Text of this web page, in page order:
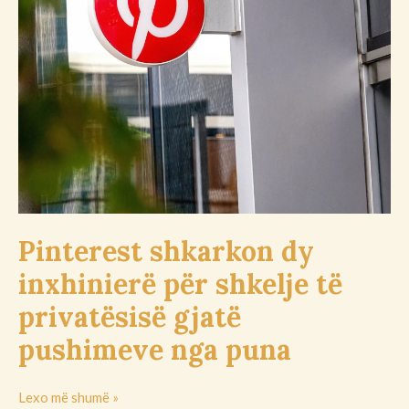
Pinterest shkarkon dy
inxhinierë për shkelje të
privatësisë gjatë
pushimeve nga puna
privatësisë
gjatë
pushimeve
nga
puna
Lexo më shumë »